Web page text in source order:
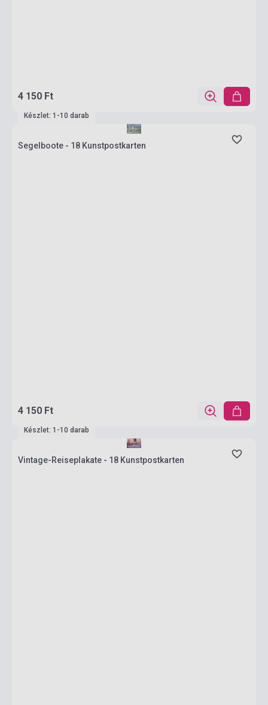
4 150 Ft
Készlet: 1-10 darab
Segelboote - 18 Kunstpostkarten
4 150 Ft
Készlet: 1-10 darab
Vintage-Reiseplakate - 18 Kunstpostkarten